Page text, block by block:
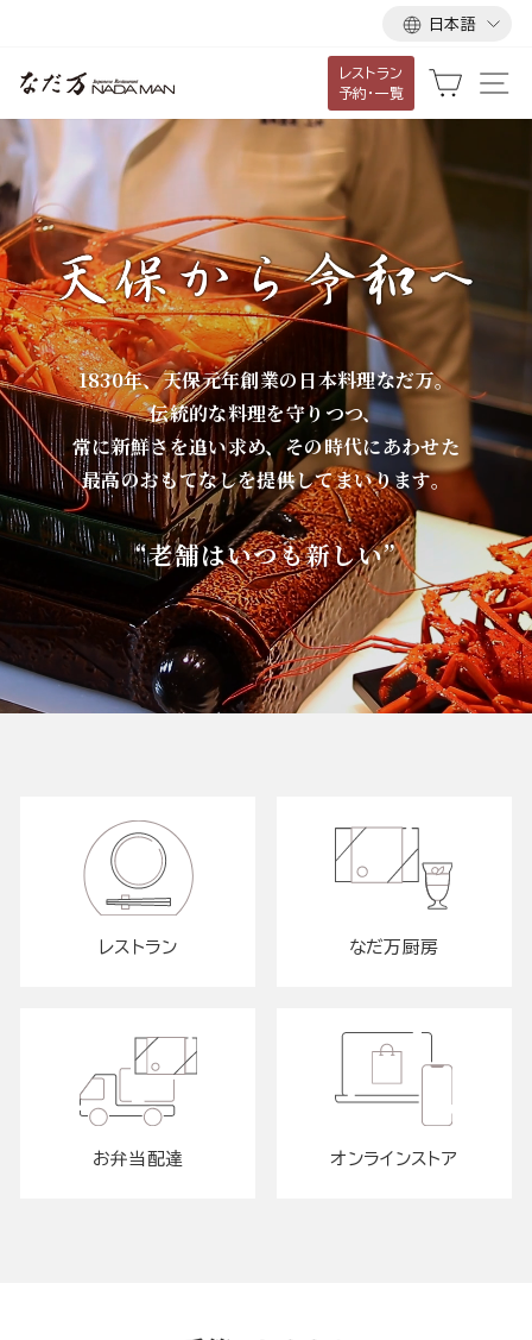
し
コ
ン
テ
ン
ツ
に
移
動
す
る
言
語
日本語
な
だ
万
レストラン
予約・一覧
カート
1830年、天保元年創業の日本料理なだ万。
伝統的な料理を守りつつ、
常に新鮮さを追い求め、その時代にあわせた
最高のおもてなしを提供してまいります。
“老舗はいつも新しい”
レストラン なだ万厨房
お弁当配達 オンラインストア